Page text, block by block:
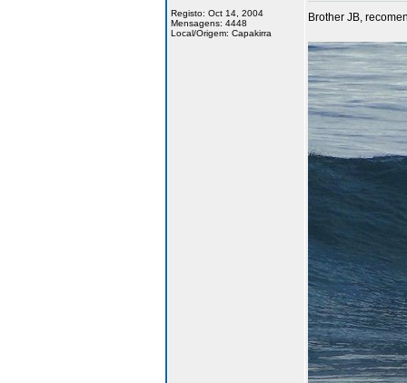
Registo: Oct 14, 2004
Mensagens: 4448
Local/Origem: Capakirra
Brother JB,